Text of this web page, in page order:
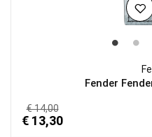
Fender
€ 14,00
€ 13,30